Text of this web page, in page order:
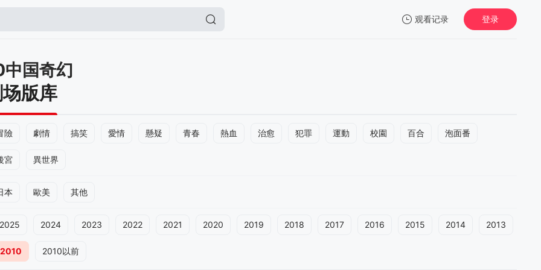
观看记录 登录
国奇幻
版库
險 劇情 搞笑 愛情 懸疑 青春 熱血 治愈 犯罪 運動 校園 百合 泡面番
宮 異世界
本 歐美 其他
2025 2024 2023 2022 2021 2020 2019 2018 2017 2016 2015 2014 2013
2010 2010以前